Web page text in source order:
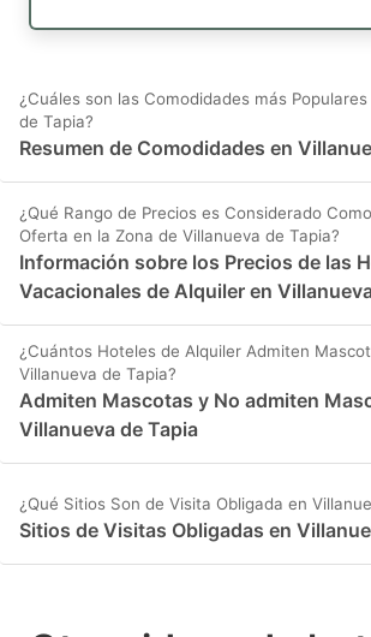
¿Cuáles son las Comodidades más
de Tapia?
Resumen de Comodidades en
¿Qué Rango de Precios es Considerado
Oferta en la Zona de Villanueva de Tapia?
Información sobre los Precios de las
Vacacionales de Alquiler en
¿Cuántos Hoteles de Alquiler Admiten
Villanueva de Tapia?
Admiten Mascotas y No admiten
Villanueva de Tapia
¿Qué Sitios Son de Visita Obligada en
Sitios de Visitas Obligadas en